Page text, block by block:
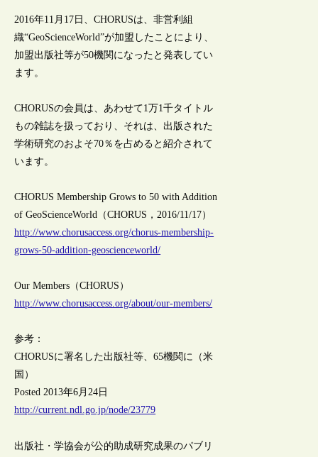
2016年11月17日、CHORUSは、非営利組
織“GeoScienceWorld”が加盟したことにより、
加盟出版社等が50機関になったと発表してい
ます。
CHORUSの会員は、あわせて1万1千タイトル
もの雑誌を扱っており、それは、出版された
学術研究のおよそ70％を占めると紹介されて
います。
CHORUS Membership Grows to 50 with Addition
of GeoScienceWorld（CHORUS，2016/11/17）
http://www.chorusaccess.org/chorus-membership-
grows-50-addition-geoscienceworld/
Our Members（CHORUS）
http://www.chorusaccess.org/about/our-members/
参考：
CHORUSに署名した出版社等、65機関に（米
国）
Posted 2013年6月24日
http://current.ndl.go.jp/node/23779
出版社・学協会が公的助成研究成果のパブリ